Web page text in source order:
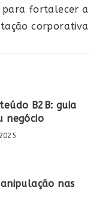
para fortalecer a
corporativa
B2B: guia
negócio
nas